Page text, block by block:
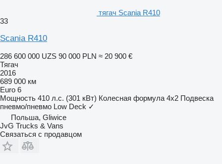
тягач Scania R410
33
Scania R410
286 600 000 UZS 90 000 PLN ≈ 20 900 €
Тягач
2016
689 000 км
Euro 6
Мощность 410 л.с. (301 кВт) Колесная формула 4x2 Подвеска
пневмо/пневмо Low Deck ✓
Польша, Gliwice
JvG Trucks & Vans
Связаться с продавцом